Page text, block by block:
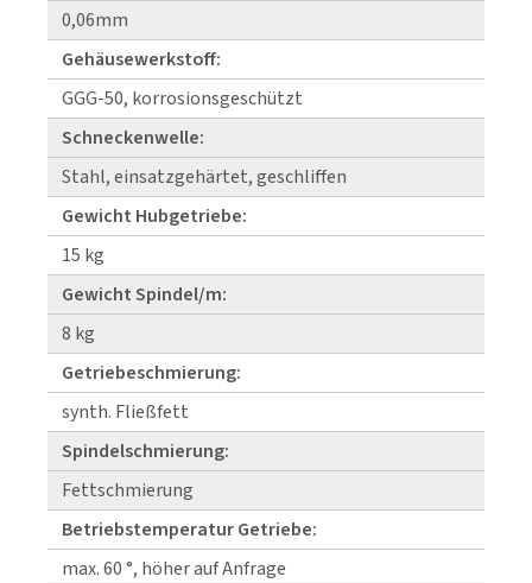
0,06mm
Gehäusewerkstoff:
GGG-50, korrosionsgeschützt
Schneckenwelle:
Stahl, einsatzgehärtet, geschliffen
Gewicht Hubgetriebe:
15 kg
Gewicht Spindel/m:
8 kg
Getriebeschmierung:
synth. Fließfett
Spindelschmierung:
Fettschmierung
Betriebstemperatur Getriebe:
max. 60 °, höher auf Anfrage